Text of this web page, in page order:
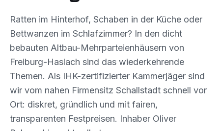
Ratten im Hinterhof, Schaben in der Küche oder
Bettwanzen im Schlafzimmer? In den dicht
bebauten Altbau-Mehrparteienhäusern von
Freiburg-Haslach sind das wiederkehrende
Themen. Als IHK-zertifizierter Kammerjäger sind
wir vom nahen Firmensitz Schallstadt schnell vor
Ort: diskret, gründlich und mit fairen,
transparenten Festpreisen. Inhaber Oliver